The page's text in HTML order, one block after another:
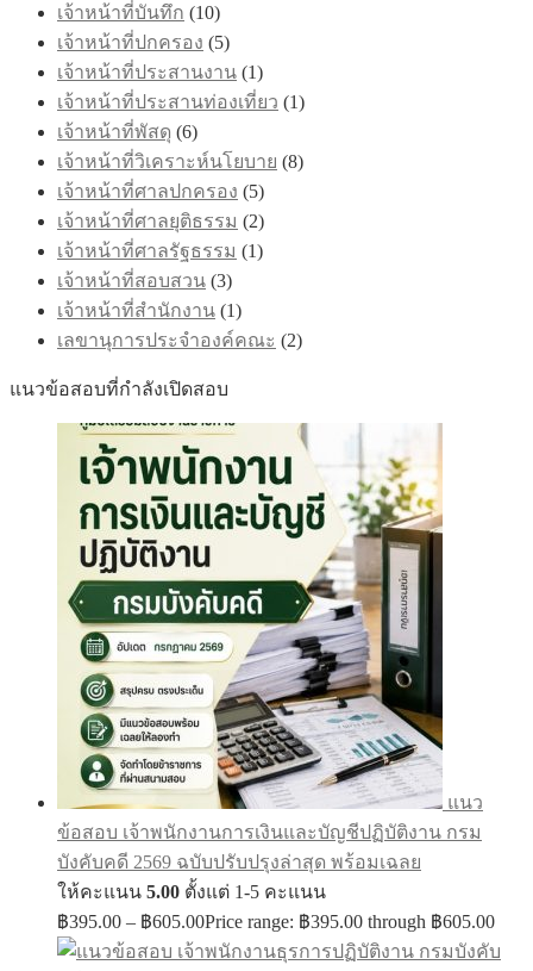
เจ้าหน้าที่บันทึก (10)
เจ้าหน้าที่ปกครอง (5)
เจ้าหน้าที่ประสานงาน (1)
เจ้าหน้าที่ประสานท่องเที่ยว (1)
เจ้าหน้าที่พัสดุ (6)
เจ้าหน้าที่วิเคราะห์นโยบาย (8)
เจ้าหน้าที่ศาลปกครอง (5)
เจ้าหน้าที่ศาลยุติธรรม (2)
เจ้าหน้าที่ศาลรัฐธรรม (1)
เจ้าหน้าที่สอบสวน (3)
เจ้าหน้าที่สำนักงาน (1)
เลขานุการประจำองค์คณะ (2)
แนวข้อสอบที่กำลังเปิดสอบ
แนว
ข้อสอบ เจ้าพนักงานการเงินและบัญชีปฏิบัติงาน กรม
บังคับคดี 2569 ฉบับปรับปรุงล่าสุด พร้อมเฉลย
ให้คะแนน 5.00 ตั้งแต่ 1-5 คะแนน
฿395.00 – ฿605.00Price range: ฿395.00 through ฿605.00